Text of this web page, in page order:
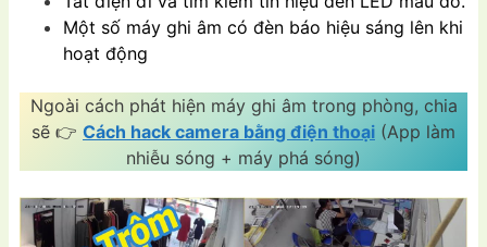
Một số máy ghi âm có đèn báo hiệu sáng lên khi
hoạt động
Ngoài cách phát hiện máy ghi âm trong phòng, chia
sẽ 👉 Cách hack camera bằng điện thoại (App làm
nhiễu sóng + máy phá sóng)